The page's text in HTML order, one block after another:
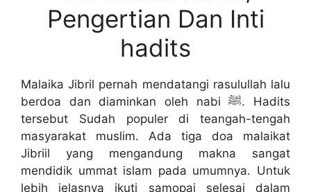
Pengertian Dan Inti
hadits
Malaika Jibril pernah mendatangi rasulullah lalu
berdoa dan diaminkan oleh nabi ﷺ. Hadits
tersebut Sudah populer di teangah-tengah
masyarakat muslim. Ada tiga doa malaikat
Jibriil yang mengandung makna sangat
mendidik ummat islam pada umumnya. Untuk
lebih jelasnya ikuti samopai selesai dalam